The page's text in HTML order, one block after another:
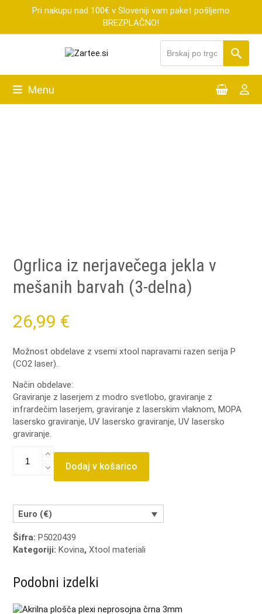
Pri nakupu nad 100€ v Sloveniji vam paket pošljemo
BREZPLAČNO!
Menu
Ogrlica iz nerjavečega jekla v
mešanih barvah (3-delna)
26,99 €
Možnost obdelave z vsemi xtool napravami razen serija P
(CO2 laser).
Način obdelave:
Graviranje z laserjem z modro svetlobo, graviranje z
infrardečim laserjem, graviranje z laserskim vlaknom, MOPA
lasersko graviranje, UV lasersko graviranje, UV lasersko
graviranje.
mešanih
barvah
(3-
delna)
Dodaj v košarico
Euro (€)
Šifra:P5020439
Kategoriji:Kovina,Xtool materiali
Podobni izdelki